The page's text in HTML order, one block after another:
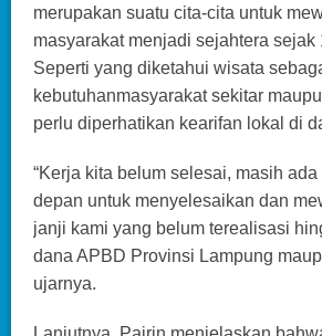
merupakan suatu cita-cita untuk
masyarakat menjadi sejahtera sejak
Seperti yang diketahui wisata
kebutuhanmasyarakat sekitar
perlu diperhatikan kearifan lokal di
“Kerja kita belum selesai, masih
depan untuk menyelesaikan dan
janji kami yang belum terealisasi
dana APBD Provinsi Lampung
ujarnya.